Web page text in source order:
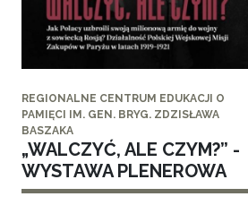
REGIONALNE CENTRUM EDUKACJI O
PAMIĘCI IM. GEN. BRYG. ZDZISŁAWA
BASZAKA
„WALCZYĆ, ALE CZYM?” -
WYSTAWA PLENEROWA